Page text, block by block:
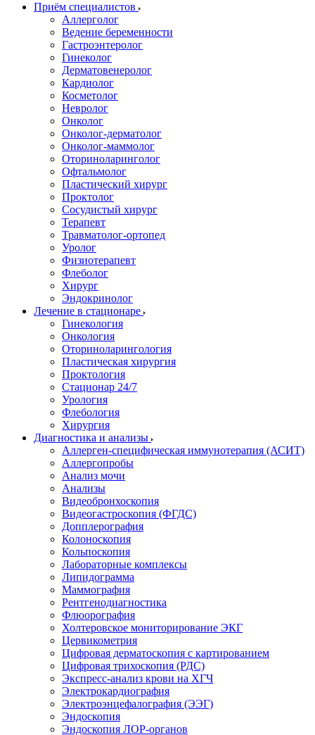
Приём специалистов
Аллерголог
Ведение беременности
Гастроэнтеролог
Гинеколог
Дерматовенеролог
Кардиолог
Косметолог
Невролог
Онколог
Онколог-дерматолог
Онколог-маммолог
Оториноларинголог
Офтальмолог
Пластический хирург
Проктолог
Сосудистый хирург
Терапевт
Травматолог-ортопед
Уролог
Физиотерапевт
Флеболог
Хирург
Эндокринолог
Лечение в стационаре
Гинекология
Онкология
Оториноларингология
Пластическая хирургия
Проктология
Стационар 24/7
Урология
Флебология
Хирургия
Диагностика и анализы
Аллерген-специфическая иммунотерапия (АСИТ)
Аллергопробы
Анализ мочи
Анализы
Видеобронхоскопия
Видеогастроскопия (ФГДС)
Допплерография
Колоноскопия
Кольпоскопия
Лабораторные комплексы
Липидограмма
Маммография
Рентгенодиагностика
Флюорография
Холтеровское мониторирование ЭКГ
Цервикометрия
Цифровая дерматоскопия с картированием
Цифровая трихоскопия (РДС)
Экспресс-анализ крови на ХГЧ
Электрокардиография
Электроэнцефалография (ЭЭГ)
Эндоскопия
Эндоскопия ЛОР-органов